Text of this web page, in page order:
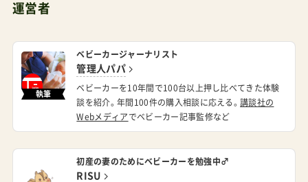
運営者
執筆
ベビーカージャーナリスト
管理人パパ
ベビーカーを10年間で100台以上押し比べてきた体験
談を紹介。年間100件の購入相談に応える。講談社の
Webメディア でベビーカー記事監修など
初産の妻のためにベビーカーを勉強中♂
RISU